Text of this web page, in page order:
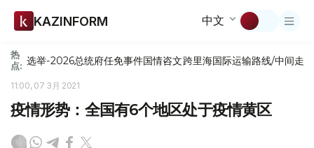
KAZINFORM 中文
热
点: 选举-2026总统府任免事件国情咨文跨里海国际运输路线/中间走廊
11:00, 07 3月 2021
疫情形势：全国有6个地区处于疫情黄区